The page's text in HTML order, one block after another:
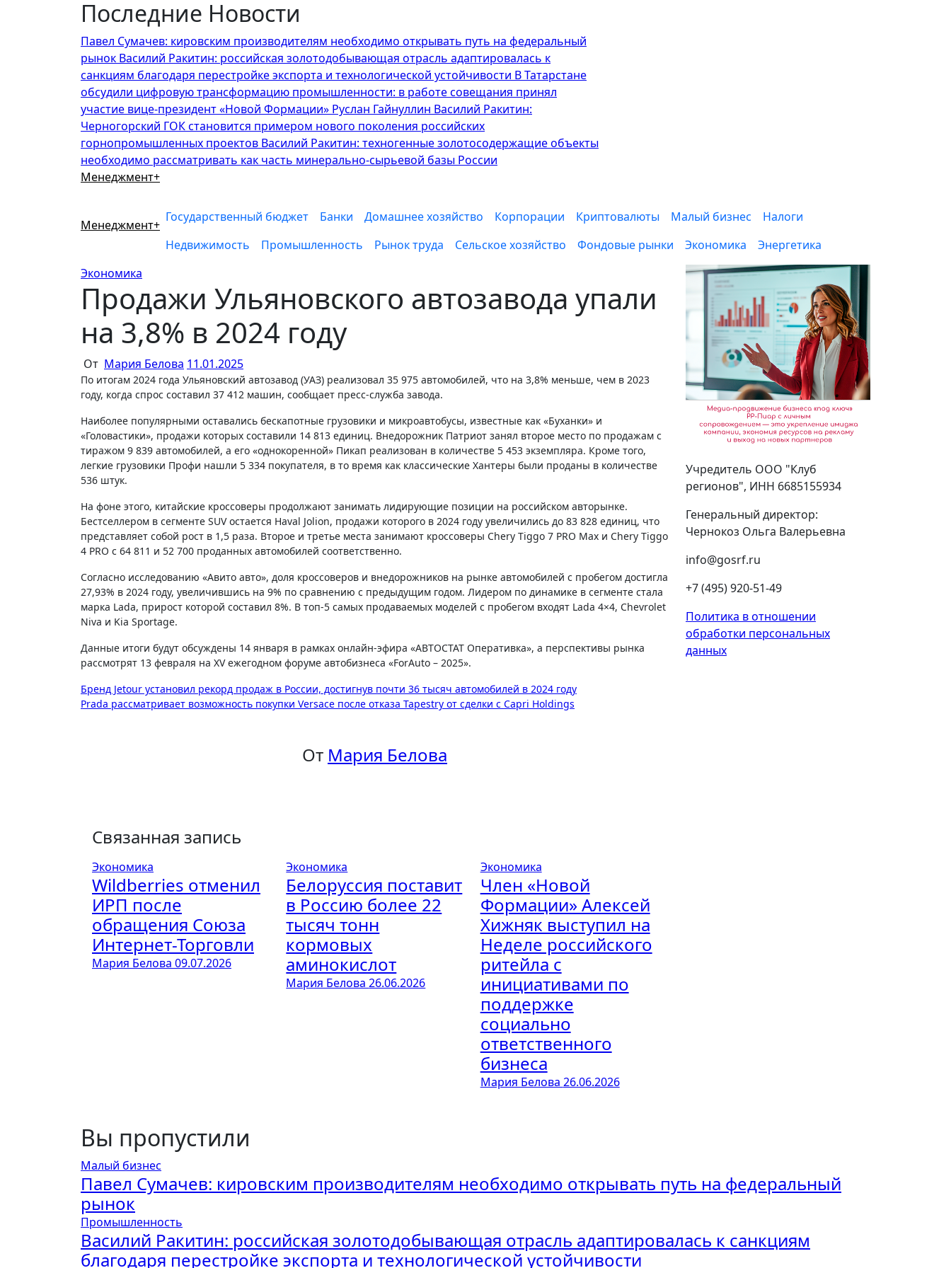
Последние Новости
Павел Сумачев: кировским производителям необходимо открывать путь на федеральный
рынок Василий Ракитин: российская золотодобывающая отрасль адаптировалась к
санкциям благодаря перестройке экспорта и технологической устойчивости В Татарстане
обсудили цифровую трансформацию промышленности: в работе совещания принял
участие вице-президент «Новой Формации» Руслан Гайнуллин Василий Ракитин:
Черногорский ГОК становится примером нового поколения российских
горнопромышленных проектов Василий Ракитин: техногенные золотосодержащие объекты
необходимо рассматривать как часть минерально-сырьевой базы России
Менеджмент+
Менеджмент+
Государственный бюджет Банки Домашнее хозяйство Корпорации Криптовалюты Малый бизнес
Налоги
Недвижимость
Промышленность Рынок труда Сельское хозяйство Фондовые рынки Экономика
Энергетика
Экономика
Продажи Ульяновского автозавода упали
на 3,8% в 2024 году
От Мария Белова 11.01.2025
По итогам 2024 года Ульяновский автозавод (УАЗ) реализовал 35 975 автомобилей, что на 3,8% меньше, чем в 2023
году, когда спрос составил 37 412 машин, сообщает пресс-служба завода.
Наиболее популярными оставались бескапотные грузовики и микроавтобусы, известные как «Буханки» и
«Головастики», продажи которых составили 14 813 единиц. Внедорожник Патриот занял второе место по продажам с
тиражом 9 839 автомобилей, а его «однокоренной» Пикап реализован в количестве 5 453 экземпляра. Кроме того,
легкие грузовики Профи нашли 5 334 покупателя, в то время как классические Хантеры были проданы в количестве
536 штук.
На фоне этого, китайские кроссоверы продолжают занимать лидирующие позиции на российском авторынке.
Бестселлером в сегменте SUV остается Haval Jolion, продажи которого в 2024 году увеличились до 83 828 единиц, что
представляет собой рост в 1,5 раза. Второе и третье места занимают кроссоверы Chery Tiggo 7 PRO Max и Chery Tiggo
4 PRO с 64 811 и 52 700 проданных автомобилей соответственно.
Согласно исследованию «Авито авто», доля кроссоверов и внедорожников на рынке автомобилей с пробегом достигла
27,93% в 2024 году, увеличившись на 9% по сравнению с предыдущим годом. Лидером по динамике в сегменте стала
марка Lada, прирост которой составил 8%. В топ-5 самых продаваемых моделей с пробегом входят Lada 4×4, Chevrolet
Niva и Kia Sportage.
Данные итоги будут обсуждены 14 января в рамках онлайн-эфира «АВТОСТАТ Оперативка», а перспективы рынка
рассмотрят 13 февраля на XV ежегодном форуме автобизнеса «ForAuto – 2025».
Навигация
Бренд Jetour установил рекорд продаж в России, достигнув почти 36 тысяч автомобилей в 2024 году
Prada рассматривает возможность покупки Versace после отказа Tapestry от сделки с Capri Holdings
От Мария Белова
Связанная запись
Экономика
Wildberries отменил
ИРП после
обращения Союза
Интернет-Торговли
Мария Белова 09.07.2026
Экономика
Белоруссия поставит
в Россию более 22
тысяч тонн
кормовых
аминокислот
Мария Белова26.06.2026
Экономика
Член «Новой
Формации» Алексей
Хижняк выступил на
Неделе российского
ритейла с
инициативами по
поддержке
социально
ответственного
бизнеса
Мария Белова 26.06.2026
Учредитель ООО "Клуб
регионов", ИНН 6685155934
Генеральный директор:
Чернокоз Ольга Валерьевна
info@gosrf.ru
+7 (495) 920-51-49
Политика в отношении
обработки персональных
данных
Вы пропустили
Малый бизнес
Павел Сумачев: кировским производителям необходимо открывать путь на федеральный
рынок
Промышленность
Василий Ракитин: российская золотодобывающая отрасль адаптировалась к санкциям
благодаря перестройке экспорта и технологической устойчивости